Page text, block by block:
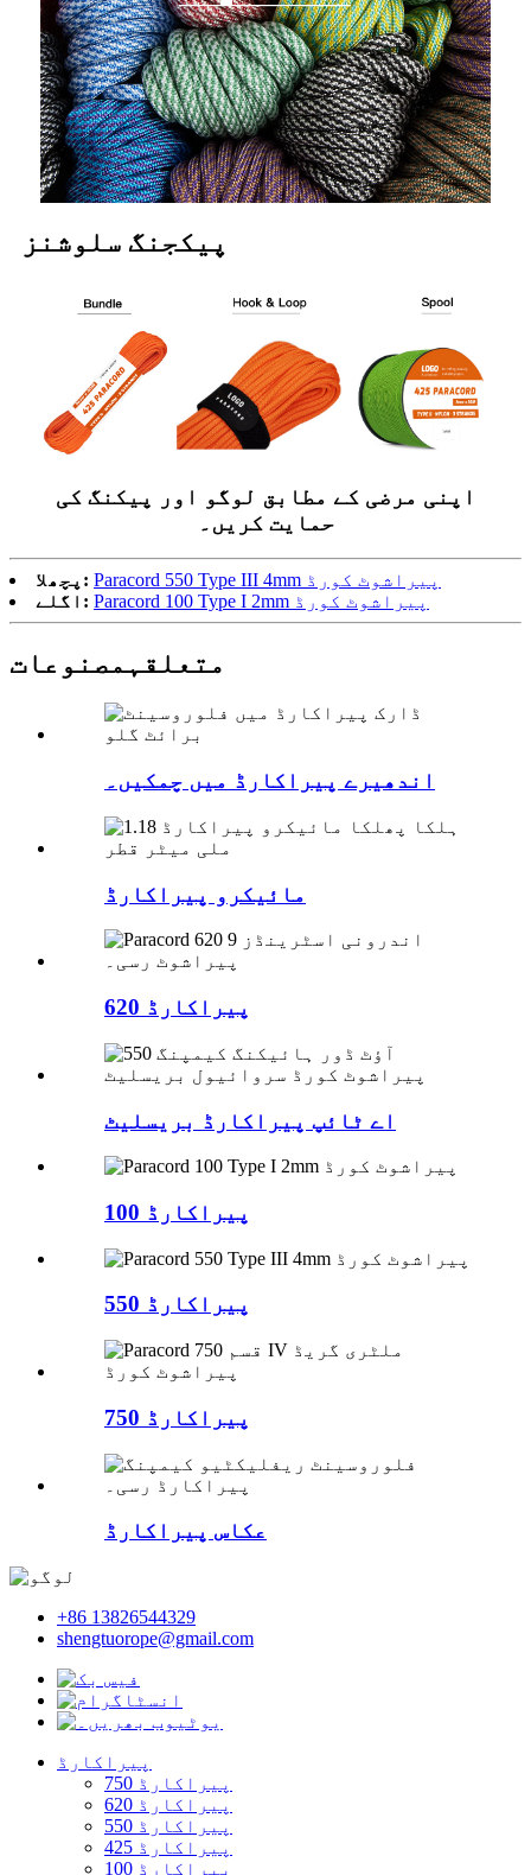
پیکجنگ سلوشنز
اپنی مرضی کے مطابق لوگو اور پیکنگ کی
حمایت کریں۔
پچھلا:
Paracord 550 Type III 4mm پیراشوٹ کورڈ
اگلے:
Paracord 100 Type I 2mm پیراشوٹ کورڈ
متعلقہمصنوعات
اندھیرے پیراکارڈ میں چمکیں۔
مائیکرو پیراکارڈ
پیراکارڈ 620
اے ٹائپ پیراکارڈ بریسلیٹ
پیراکارڈ 100
پیراکارڈ 550
پیراکارڈ 750
عکاس پیراکارڈ
+86 13826544329
shengtuorope@gmail.com
پیراکارڈ
پیراکارڈ 750
پیراکارڈ 620
پیراکارڈ 550
پیراکارڈ 425
پیراکارڈ 100